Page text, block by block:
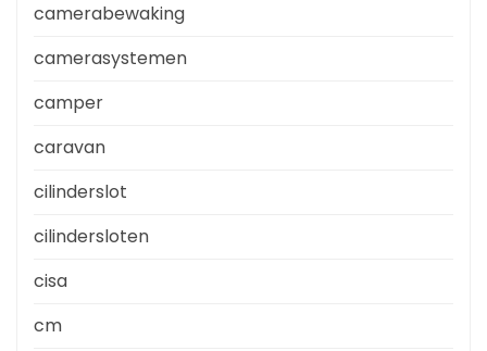
camerabewaking
camerasystemen
camper
caravan
cilinderslot
cilindersloten
cisa
cm